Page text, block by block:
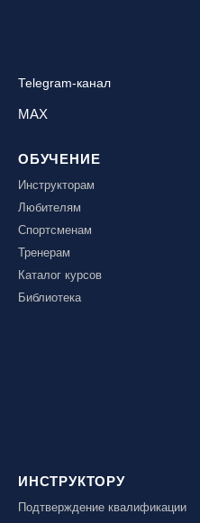
Telegram-канал
MAX
ОБУЧЕНИЕ
Инструкторам
Любителям
Спортсменам
Тренерам
Каталог курсов
Библиотека
ИНСТРУКТОРУ
Подтверждение квалификации